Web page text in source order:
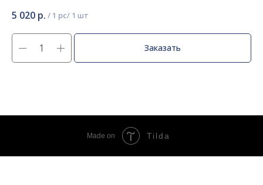
5 020 р. / 1 pc
Заказать
Made on Tilda